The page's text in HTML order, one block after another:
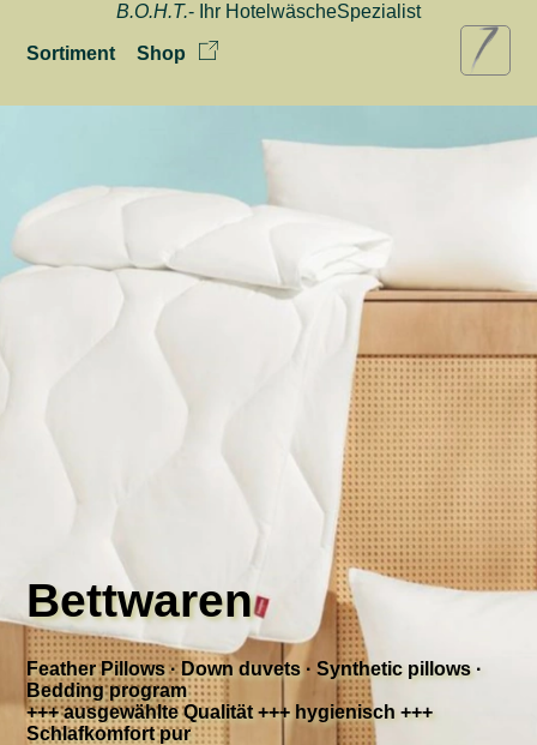
B.O.H.T.- Ihr HotelwäscheSpezialist
Sortiment Shop
Bettwaren
Feather Pillows · Down duvets · Synthetic pillows ·
Bedding program
+++ ausgewählte Qualität +++ hygienisch +++
Schlafkomfort pur